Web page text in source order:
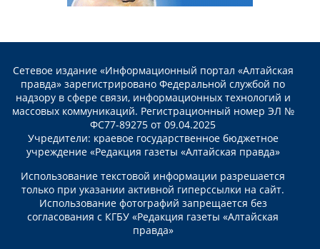
Сетевое издание «Информационный портал «Алтайская
правда» зарегистрировано Федеральной службой по
надзору в сфере связи, информационных технологий и
массовых коммуникаций. Регистрационный номер ЭЛ №
ФС77-89275 от 09.04.2025
Учредители: краевое государственное бюджетное
учреждение «Редакция газеты «Алтайская правда»
Использование текстовой информации разрешается
только при указании активной гиперссылки на сайт.
Использование фотографий запрещается без
согласования с КГБУ «Редакция газеты «Алтайская
правда»